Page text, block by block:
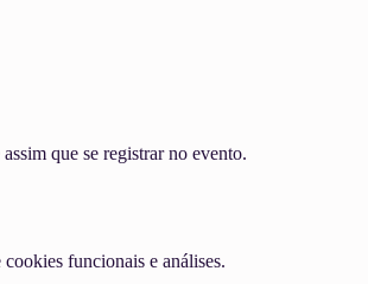
que se registrar no evento.
funcionais e análises.